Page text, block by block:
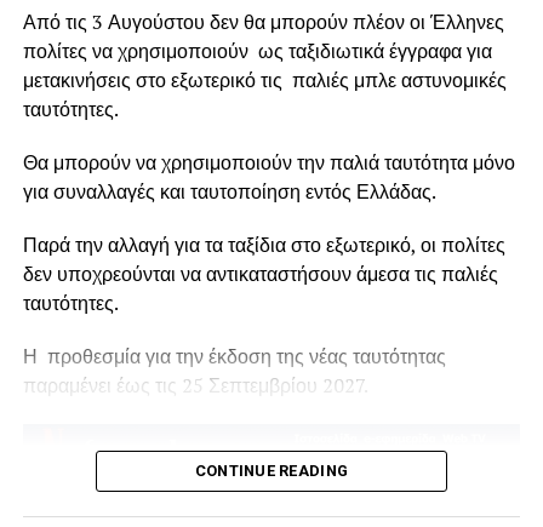
δράση, οι εικόνες της καταστροφής θα συνεχίσουν να
επαναλαμβάνονται, κάθε καλοκαίρι, σε ζωντανή μετάδοση.
Από τις 3 Αυγούστου δεν θα μπορούν πλέον οι Έλληνες
πολίτες να χρησιμοποιούν ως ταξιδιωτικά έγγραφα για
μετακινήσεις στο εξωτερικό τις παλιές μπλε αστυνομικές
ταυτότητες.
Θα μπορούν να χρησιμοποιούν την παλιά ταυτότητα μόνο
για συναλλαγές και ταυτοποίηση εντός Ελλάδας.
Παρά την αλλαγή για τα ταξίδια στο εξωτερικό, οι πολίτες
δεν υποχρεούνται να αντικαταστήσουν άμεσα τις παλιές
ταυτότητες.
Η προθεσμία για την έκδοση της νέας ταυτότητας
παραμένει έως τις 25 Σεπτεμβρίου 2027.
CONTINUE READING